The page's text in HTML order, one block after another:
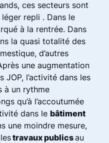
ces secteurs sont
repli . Dans le
à la rentrée. Dans
la quasi totalité des
d’autres
une augmentation
l’activité dans les
à un rythme
qu’à l’accoutumée
dans le bâtiment
une moindre mesure,
travaux publicsau